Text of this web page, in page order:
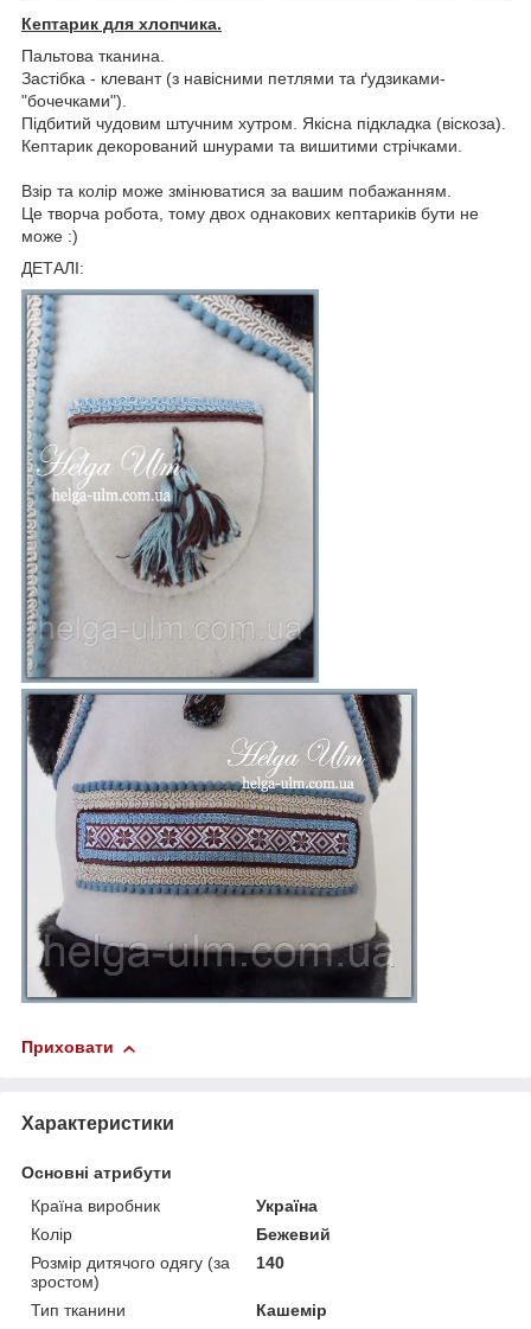
Кептарик для хлопчика.
Пальтова тканина.
Застібка - клевант (з навісними петлями та ґудзиками-
"бочечками").
Підбитий чудовим штучним хутром. Якісна підкладка (віскоза).
Кептарик декорований шнурами та вишитими стрічками.
Взір та колір може змінюватися за вашим побажанням.
Це творча робота, тому двох однакових кептариків бути не
може :)
ДЕТАЛІ:
Приховати
Характеристики
Основні атрибути
Країна виробник
Україна
Колір
Бежевий
Розмір дитячого одягу (за
зростом)
140
Тип тканини Кашемір